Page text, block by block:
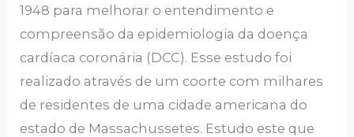
1948 para melhorar o entendimento e
compreensão da epidemiologia da doença
cardíaca coronária (DCC). Esse estudo foi
realizado através de um coorte com milhares
de residentes de uma cidade americana do
estado de Massachussetes. Estudo este que